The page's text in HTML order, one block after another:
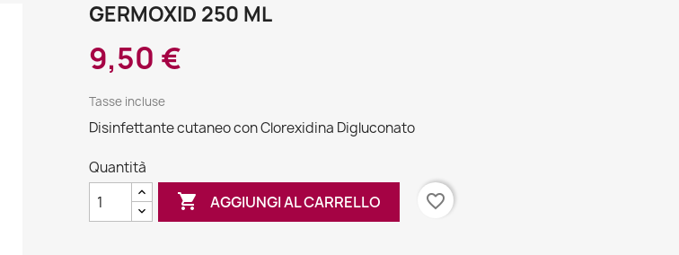
GERMOXID 250 ML
9,50 €
Tasse incluse
Disinfettante cutaneo con Clorexidina Digluconato
Quantità
 AGGIUNGI AL CARRELLO favorite_border